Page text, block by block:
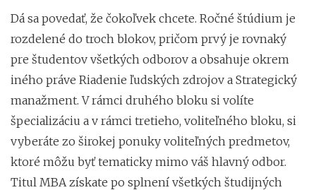
Dá sa povedať, že čokoľvek chcete. Ročné štúdium je
rozdelené do troch blokov, pričom prvý je rovnaký
pre študentov všetkých odborov a obsahuje okrem
iného práve Riadenie ľudských zdrojov a Strategický
manažment. V rámci druhého bloku si volíte
špecializáciu a v rámci tretieho, voliteľného bloku, ​​si
vyberáte zo širokej ponuky voliteľných predmetov,
ktoré môžu byť tematicky mimo váš hlavný odbor.
Titul MBA získate po splnení všetkých študijných